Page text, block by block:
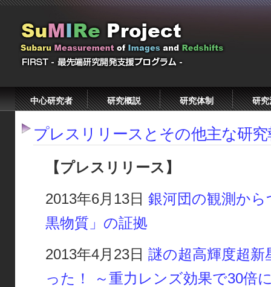
中心研究者 研究概説 研究体制 研究
プレスリリースとその他主な研
【プレスリリース】
2013年6月13日 銀河団の観測か
黒物質」の証拠
2013年4月23日 謎の超高輝度超新
った！ ～重力レンズ効果で30倍